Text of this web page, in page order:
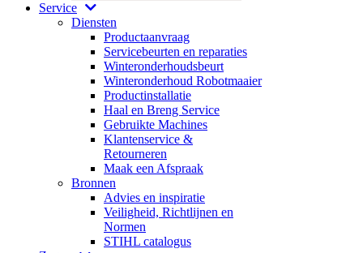
Service
Diensten
Productaanvraag
Servicebeurten en reparaties
Winteronderhoudsbeurt
Winteronderhoud Robotmaaier
Productinstallatie
Haal en Breng Service
Gebruikte Machines
Klantenservice &
Retourneren
Maak een Afspraak
Bronnen
Advies en inspiratie
Veiligheid, Richtlijnen en
Normen
STIHL catalogus